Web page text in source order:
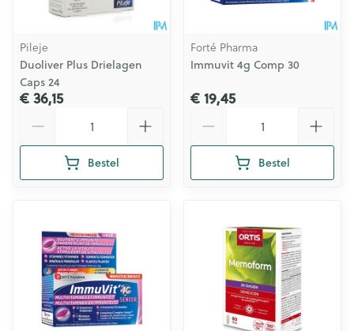
Pileje
Duoliver Plus Drielagen
Caps 24
€ 36,15
Bestel
Forté Pharma
Immuvit 4g Comp 30
€ 19,45
Bestel